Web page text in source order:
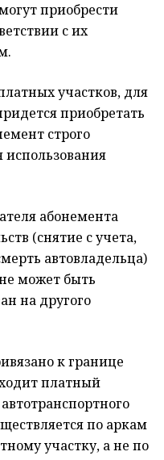
приобрести
с их
участков, для
приобретать
строго
абонемента
(снятие с учета,
автовладельца)
может быть
на другого
к границе
платный
по аркам
участку, а не по